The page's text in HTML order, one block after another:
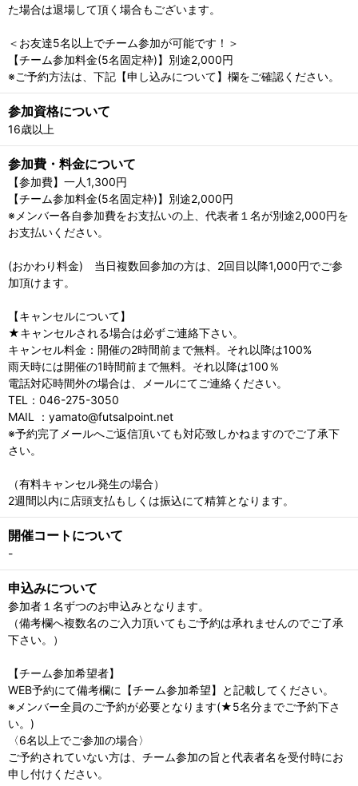
た場合は退場して頂く場合もございます。
＜お友達5名以上でチーム参加が可能です！＞
【チーム参加料金(5名固定枠)】別途2,000円
※ご予約方法は、下記【申し込みについて】欄をご確認ください。
参加資格について
16歳以上
参加費・料金について
【参加費】一人1,300円
【チーム参加料金(5名固定枠)】別途2,000円
※メンバー各自参加費をお支払いの上、代表者１名が別途2,000円を
お支払いください。
(おかわり料金) 当日複数回参加の方は、2回目以降1,000円でご参
加頂けます。
【キャンセルについて】
★キャンセルされる場合は必ずご連絡下さい。
キャンセル料金：開催の2時間前まで無料。それ以降は100%
雨天時には開催の1時間前まで無料。それ以降は100％
電話対応時間外の場合は、メールにてご連絡ください。
TEL：046-275-3050
MAIL ：yamato@futsalpoint.net
※予約完了メールへご返信頂いても対応致しかねますのでご了承下
さい。
（有料キャンセル発生の場合）
2週間以内に店頭支払もしくは振込にて精算となります。
開催コートについて
-
申込みについて
参加者１名ずつのお申込みとなります。
（備考欄へ複数名のご入力頂いてもご予約は承れませんのでご了承
下さい。）
【チーム参加希望者】
WEB予約にて備考欄に【チーム参加希望】と記載してください。
※メンバー全員のご予約が必要となります(★5名分までご予約下さ
い。)
〈6名以上でご参加の場合〉
ご予約されていない方は、チーム参加の旨と代表者名を受付時にお
申し付けください。